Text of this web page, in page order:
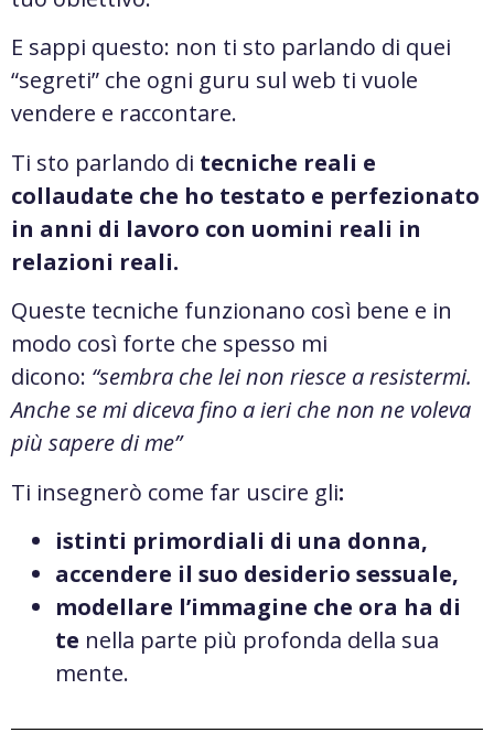
E sappi questo: non ti sto parlando di quei
“segreti” che ogni guru sul web ti vuole
vendere e raccontare.
Ti sto parlando di tecniche reali e
collaudate che ho testato e perfezionato
in anni di lavoro con uomini reali in
relazioni reali.
Queste tecniche funzionano così bene e in
modo così forte che spesso mi
dicono: “sembra che lei non riesce a resistermi.
Anche se mi diceva fino a ieri che non ne voleva
più sapere di me”
Ti insegnerò come far uscire gli:
istinti primordiali di una donna,
accendere il suo desiderio sessuale,
modellare l’immagine che ora ha di
te nella parte più profonda della sua
mente.